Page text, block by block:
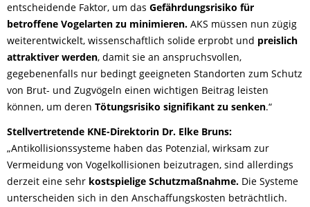
entscheidende Faktor, um das Gefährdungsrisiko für
betroffene Vogelarten zu minimieren. AKS müssen nun zügig
weiterentwickelt, wissenschaftlich solide erprobt und preislich
attraktiver werden, damit sie an anspruchsvollen,
gegebenenfalls nur bedingt geeigneten Standorten zum Schutz
von Brut- und Zugvögeln einen wichtigen Beitrag leisten
können, um deren Tötungsrisiko signifikant zu senken.“
Stellvertretende KNE-Direktorin Dr. Elke Bruns:
„Antikollisionssysteme haben das Potenzial, wirksam zur
Vermeidung von Vogelkollisionen beizutragen, sind allerdings
derzeit eine sehr kostspielige Schutzmaßnahme. Die Systeme
unterscheiden sich in den Anschaffungskosten beträchtlich.